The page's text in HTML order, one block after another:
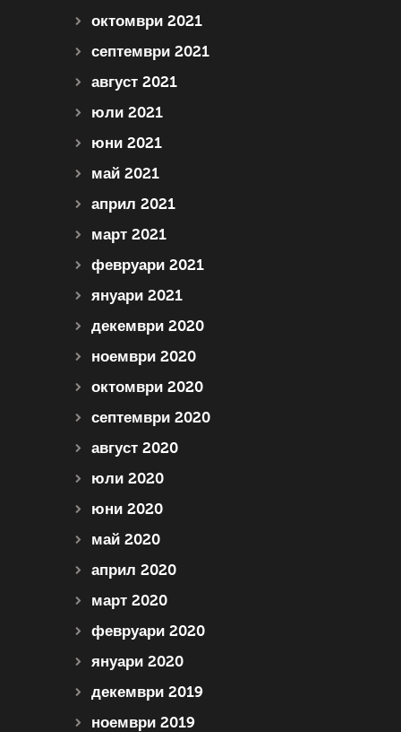
октомври 2021
септември 2021
август 2021
юли 2021
юни 2021
май 2021
април 2021
март 2021
февруари 2021
януари 2021
декември 2020
ноември 2020
октомври 2020
септември 2020
август 2020
юли 2020
юни 2020
май 2020
април 2020
март 2020
февруари 2020
януари 2020
декември 2019
ноември 2019